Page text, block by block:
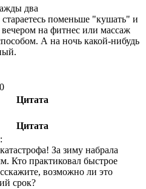
два
поменьше "кушать" и
на фитнес или массаж
А на ночь какой-нибудь
Цитата
Цитата
За зиму набрала
Кто практиковал быстрое
возможно ли это
срок?